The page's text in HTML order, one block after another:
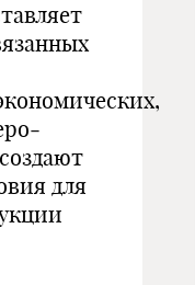
для